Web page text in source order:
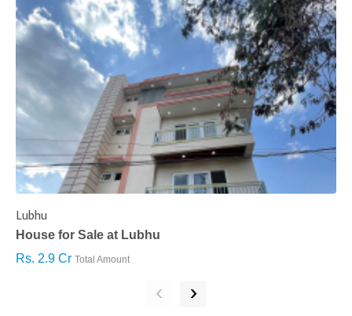
Lubhu
House for Sale at Lubhu
Rs. 2.9 Cr Total Amount
‹ ›